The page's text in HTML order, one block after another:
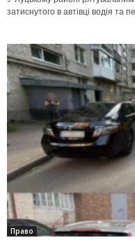
затиснутого в автівці водія та
Право